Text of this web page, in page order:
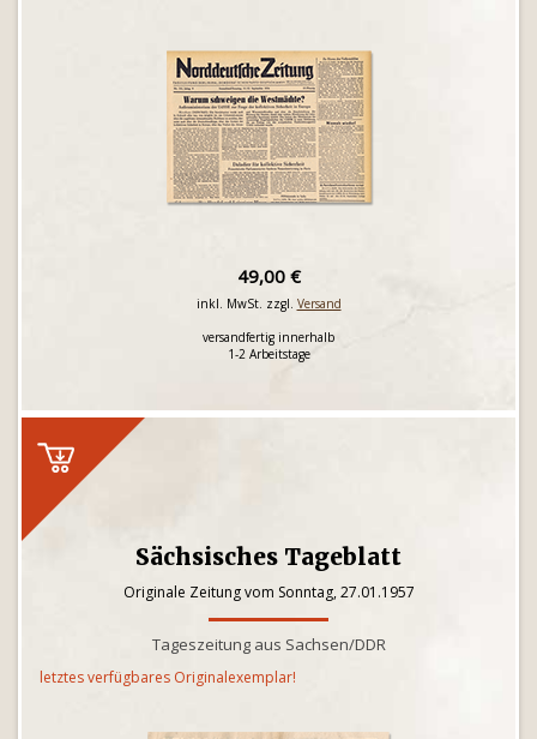
49,00 €
inkl. MwSt. zzgl. Versand
versandfertig innerhalb
1-2 Arbeitstage
Sächsisches Tageblatt
Originale Zeitung vom Sonntag, 27.01.1957
Tageszeitung aus Sachsen/DDR
letztes verfügbares Originalexemplar!